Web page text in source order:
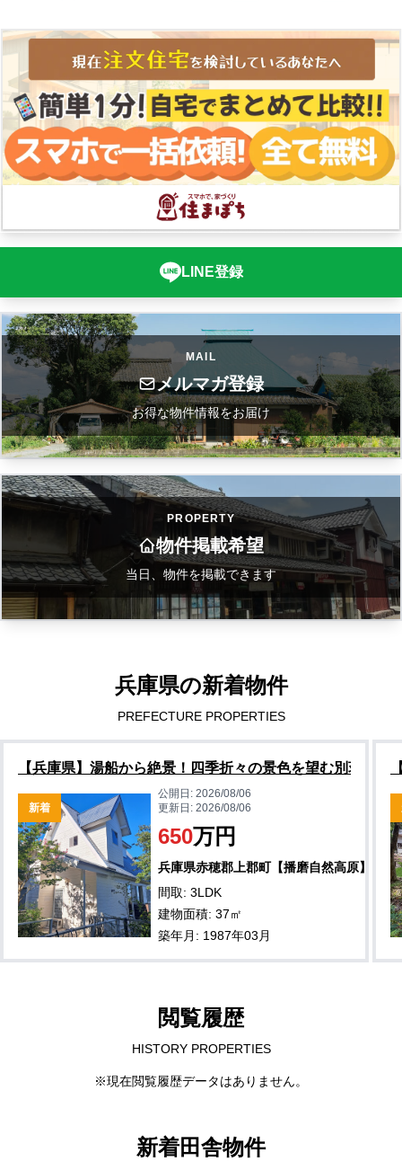
LINE登録
MAIL
メルマガ登録
お得な物件情報をお届け
PROPERTY
物件掲載希望
当日、物件を掲載できます
兵庫県の新着物件
PREFECTURE PROPERTIES
【兵庫県】湯船から絶景！四季折々の景色を望む別荘物件
新着
公開日:2026/08/06
更新日:2026/08/06
650万円
兵庫県赤穂郡上郡町【播磨自然高原】
間取: 3LDK
建物面積: 37㎡
築年月: 1987年03月
閲覧履歴
HISTORY PROPERTIES
※現在閲覧履歴データはありません。
新着田舎物件